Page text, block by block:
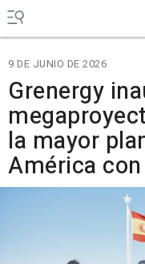
9 DE JUNIO DE 2026
Grenergy
la mayor
América